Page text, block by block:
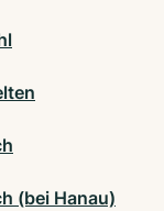
(bei Hanau)